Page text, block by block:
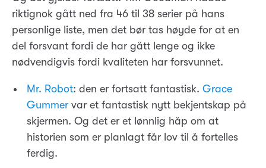
riktignok gått ned fra 46 til 38 serier på hans
personlige liste, men det bør tas høyde for at en
del forsvant fordi de har gått lenge og ikke
nødvendigvis fordi kvaliteten har forsvunnet.
Mr. Robot: den er fortsatt fantastisk. Grace
Gummer var et fantastisk nytt bekjentskap på
skjermen. Og det er et lønnlig håp om at
historien som er planlagt får lov til å fortelles
ferdig.